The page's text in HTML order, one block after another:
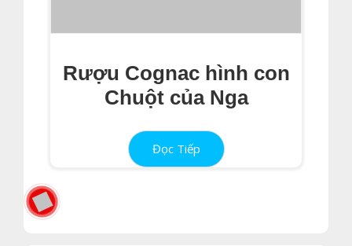
Rượu Cognac hình con
Chuột của Nga
Đọc Tiếp